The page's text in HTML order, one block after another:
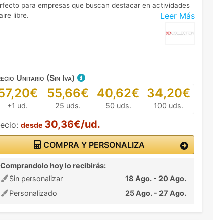
Leer Más
para empresas que buscan destacar en actividades
libre.
Unitario (Sin Iva)
+1 ud.
55,66€
25 uds.
40,62€
50 uds.
34,20€
100 uds.
desde 30,36€/ud.
COMPRA Y PERSONALIZA
Comprandolo hoy lo recibirás:
Sin personalizar
18 Ago. - 20 Ago.
Personalizado
25 Ago. - 27 Ago.